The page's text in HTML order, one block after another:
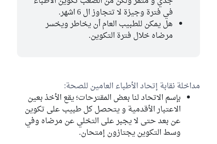
في فترة وجيزة لا تتجاوز ال 6 اشهر.
هل يمكن للطبيب العام أن يخاطر ويخسر
مرضاه خلال فترة التكوين.
مداخلة نقابة إتحاد الأطباء العامين للصحة:
بإسم الاتحاد لنا بعض المقترحات؛ يقع الأخذ بعين
الاعتبار الأقدمية و يتحصل كل طبيب على تكوين
عن بعد حتى لا يجبر على التخلي عن مرضاه وفي
وسط التكوين يجتازون إمتحان.